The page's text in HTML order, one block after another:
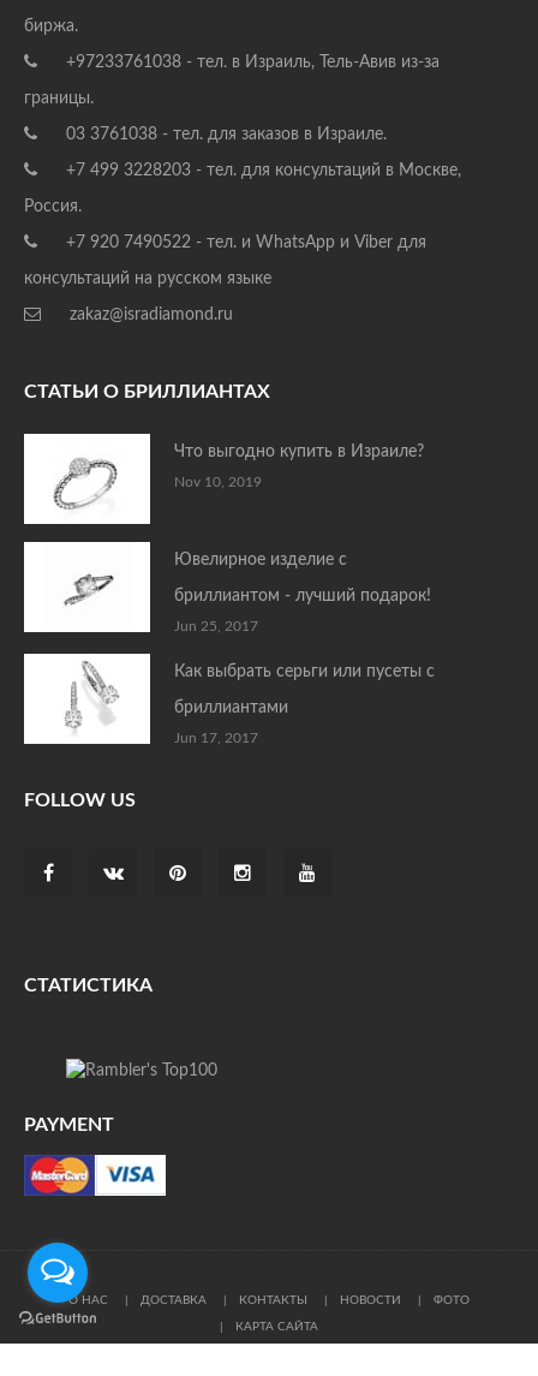
биржа.
+97233761038 - тел. в Израиль, Тель-Авив из-за
границы.
03 3761038 - тел. для заказов в Израиле.
+7 499 3228203 - тел. для консультаций в Москве,
Россия.
+7 920 7490522 - тел. и WhatsApp и Viber для
консультаций на русском языке
zakaz@isradiamond.ru
СТАТЬИ О БРИЛЛИАНТАХ
Что выгодно купить в Израиле?
Nov 10, 2019
Ювелирное изделие с
бриллиантом - лучший подарок!
Jun 25, 2017
Как выбрать серьги или пусеты с
бриллиантами
Jun 17, 2017
FOLLOW US
СТАТИСТИКА
PAYMENT
О НАС ДОСТАВКА КОНТАКТЫ НОВОСТИ ФОТО
КАРТА САЙТА